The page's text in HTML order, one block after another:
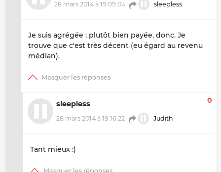
28 mars 2014 à 19:09:04 sleepless
Je suis agrégée ; plutôt bien payée, donc. Je
trouve que c'est très décent (eu égard au revenu
médian).
sleepless
28 mars 2014 à 19:16:22 Judith
0
Tant mieux :)